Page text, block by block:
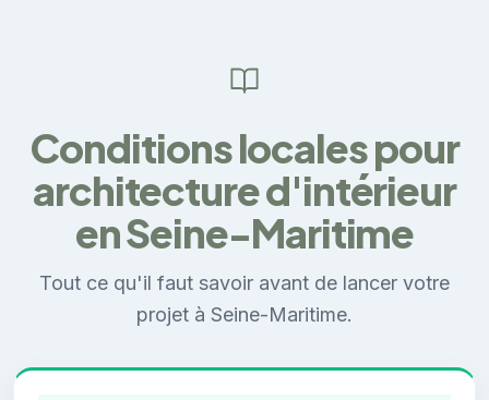
Conditions locales pour
architecture d'intérieur
en Seine-Maritime
Tout ce qu'il faut savoir avant de lancer votre
projet à Seine-Maritime.